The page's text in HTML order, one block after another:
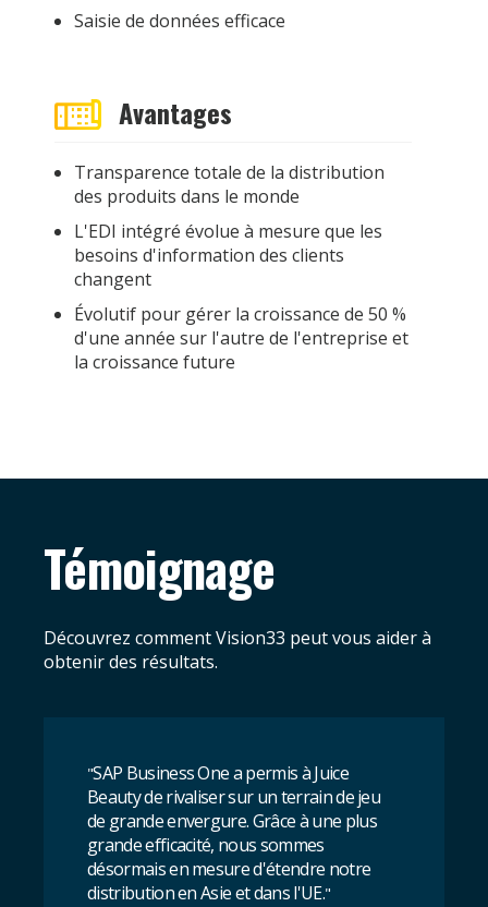
Saisie de données efficace
Avantages
Transparence totale de la distribution
des produits dans le monde
L'EDI intégré évolue à mesure que les
besoins d'information des clients
changent
Évolutif pour gérer la croissance de 50 %
d'une année sur l'autre de l'entreprise et
la croissance future
Témoignage
Découvrez comment Vision33 peut vous aider à
obtenir des résultats.
"SAP Business One a permis à Juice
Beauty de rivaliser sur un terrain de jeu
de grande envergure. Grâce à une plus
grande efficacité, nous sommes
désormais en mesure d'étendre notre
distribution en Asie et dans l'UE."